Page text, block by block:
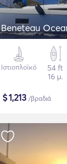
Beneteau
Ιστιοπλοϊκό
54 ft
16 μ.
$1,213 /βραδιά